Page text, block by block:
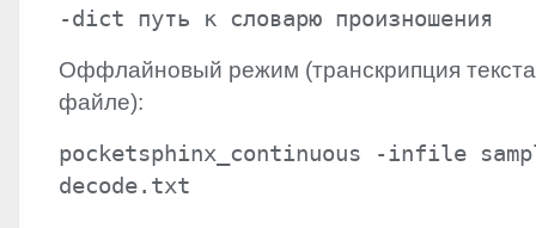
-dict путь к словарю произношения
Оффлайновый режим (транскрипция
файле):
pocketsphinx_continuous -infile
decode.txt